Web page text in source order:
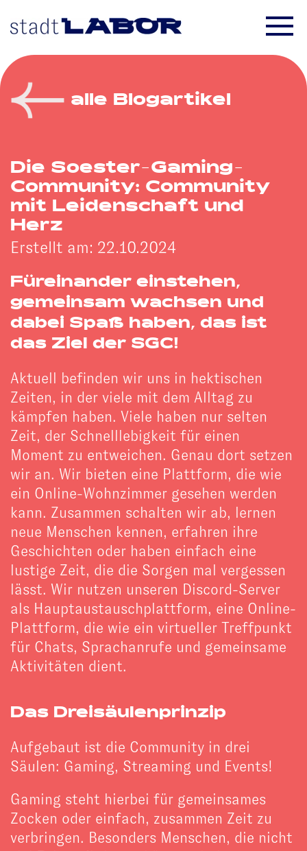
Skip to main content
alle Blogartikel
Die Soester-Gaming-
Community: Community
mit Leidenschaft und
Herz
Erstellt am: 22.10.2024
Füreinander einstehen,
gemeinsam wachsen und
dabei Spaß haben, das ist
das Ziel der SGC!
Aktuell befinden wir uns in hektischen
Zeiten, in der viele mit dem Alltag zu
kämpfen haben. Viele haben nur selten
Zeit, der Schnelllebigkeit für einen
Moment zu entweichen. Genau dort setzen
wir an. Wir bieten eine Plattform, die wie
ein Online-Wohnzimmer gesehen werden
kann. Zusammen schalten wir ab, lernen
neue Menschen kennen, erfahren ihre
Geschichten oder haben einfach eine
lustige Zeit, die die Sorgen mal vergessen
lässt. Wir nutzen unseren Discord-Server
als Hauptaustauschplattform, eine Online-
Plattform, die wie ein virtueller Treffpunkt
für Chats, Sprachanrufe und gemeinsame
Aktivitäten dient.
Das Dreisäulenprinzip
Aufgebaut ist die Community in drei
Säulen: Gaming, Streaming und Events!
Gaming steht hierbei für gemeinsames
Zocken oder einfach, zusammen Zeit zu
verbringen. Besonders Menschen, die nicht